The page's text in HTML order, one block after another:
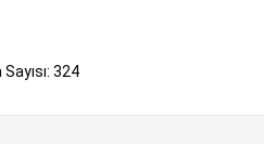
324